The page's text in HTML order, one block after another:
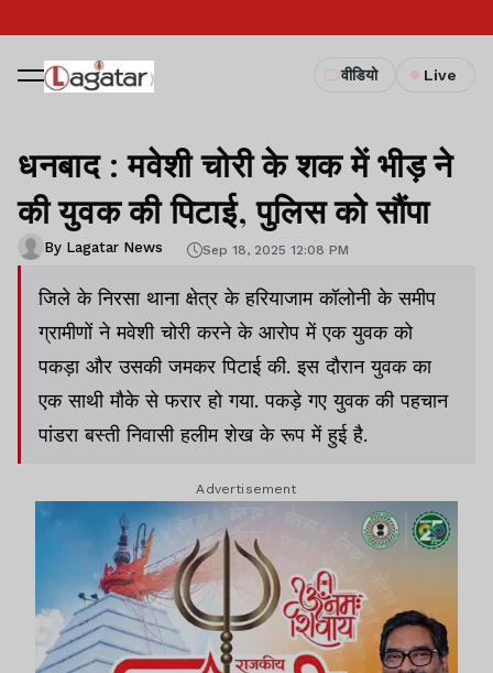
वीडियो Live
धनबाद : मवेशी चोरी के शक में भीड़ ने
की युवक की पिटाई, पुलिस को सौंपा
By Lagatar News Sep 18, 2025 12:08 PM
जिले के निरसा थाना क्षेत्र के हरियाजाम कॉलोनी के समीप
ग्रामीणों ने मवेशी चोरी करने के आरोप में एक युवक को
पकड़ा और उसकी जमकर पिटाई की. इस दौरान युवक का
एक साथी मौके से फरार हो गया. पकड़े गए युवक की पहचान
पांडरा बस्ती निवासी हलीम शेख के रूप में हुई है.
Advertisement